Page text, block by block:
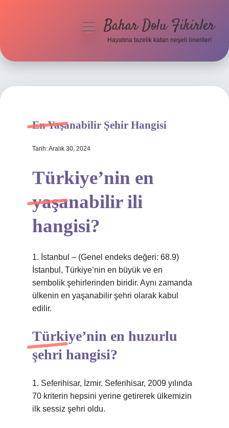
Hakkımızda
menüyüBahar Dolu Fikirler
Hayatına tazelik katan neşeli öneriler!
En Yaşanabilir Şehir Hangisi
Tarih: Aralık 30, 2024
Türkiye’nin en
yaşanabilir ili
hangisi?
1. İstanbul – (Genel endeks değeri: 68.9)
İstanbul, Türkiye’nin en büyük ve en
sembolik şehirlerinden biridir. Aynı zamanda
ülkenin en yaşanabilir şehri olarak kabul
edilir.
Türkiye’nin en huzurlu
şehri hangisi?
1. Seferihisar, İzmir. Seferihisar, 2009 yılında
70 kriterin hepsini yerine getirerek ülkemizin
ilk sessiz şehri oldu.